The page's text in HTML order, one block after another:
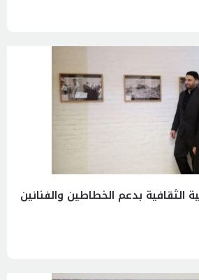
الثقافية بدعم الخطاطين والفنانين